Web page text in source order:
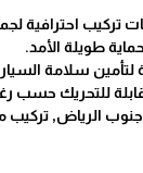
احترافية
طويلة الأمد.
لتأمين سلامة
للتحريك حسب
الرياض,